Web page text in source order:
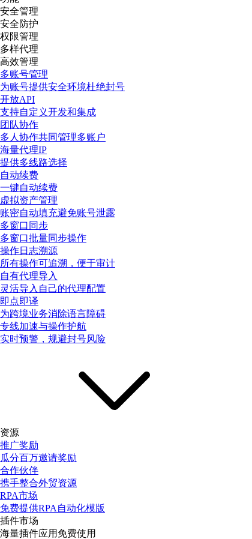
安全管理
安全防护
权限管理
多样代理
高效管理
多账号管理
为账号提供安全环境杜绝封号
开放API
支持自定义开发和集成
团队协作
多人协作共同管理多账户
海量代理IP
提供多线路选择
自动续费
一键自动续费
虚拟资产管理
账密自动填充避免账号泄露
多窗口同步
多窗口批量同步操作
操作日志溯源
所有操作可追溯，便于审计
自有代理导入
灵活导入自己的代理配置
即点即译
为跨境业务消除语言障碍
专线加速与操作护航
实时预警，规避封号风险
资源
推广奖励
瓜分百万邀请奖励
合作伙伴
携手整合外贸资源
RPA市场
免费提供RPA自动化模版
插件市场
海量插件应用免费使用